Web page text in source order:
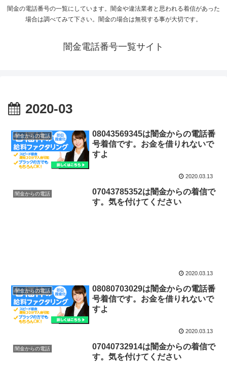
闇金の電話番号の一覧にしています。闇金や違法業者と思われる着信があった
場合は調べてみて下さい。闇金の場合は無視する事が大切です。
闇金電話番号一覧サイト
2020-03
闇金からの電話
08043569345は闇金からの電話番
号着信です。お金を借りれないで
すよ
2020.03.13
闇金からの電話
07043785352は闇金からの着信で
す。気を付けてください
2020.03.13
闇金からの電話
08080703029は闇金からの電話番
号着信です。お金を借りれないで
すよ
2020.03.13
闇金からの電話
07040732914は闇金からの着信で
す。気を付けてください